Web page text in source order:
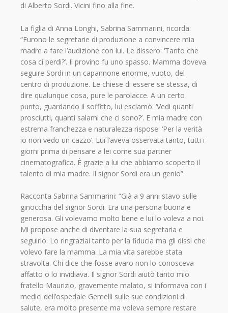
di Alberto Sordi. Vicini fino alla fine.
La figlia di Anna Longhi, Sabrina Sammarini, ricorda:
“Furono le segretarie di produzione a convincere mia
madre a fare l’audizione con lui. Le dissero: ‘Tanto che
cosa ci perdi?’. Il provino fu uno spasso. Mamma doveva
seguire Sordi in un capannone enorme, vuoto, del
centro di produzione. Le chiese di essere se stessa, di
dire qualunque cosa, pure le parolacce. A un certo
punto, guardando il soffitto, lui esclamò: ‘Vedi quanti
prosciutti, quanti salami che ci sono?’. E mia madre con
estrema franchezza e naturalezza rispose: ‘Per la verità
io non vedo un cazzo’. Lui l’aveva osservata tanto, tutti i
giorni prima di pensare a lei come sua partner
cinematografica. È grazie a lui che abbiamo scoperto il
talento di mia madre. Il signor Sordi era un genio”.
Racconta Sabrina Sammarini: “Già a 9 anni stavo sulle
ginocchia del signor Sordi. Era una persona buona e
generosa. Gli volevamo molto bene e lui lo voleva a noi.
Mi propose anche di diventare la sua segretaria e
seguirlo. Lo ringraziai tanto per la fiducia ma gli dissi che
volevo fare la mamma. La mia vita sarebbe stata
stravolta. Chi dice che fosse avaro non lo conosceva
affatto o lo invidiava. Il signor Sordi aiutò tanto mio
fratello Maurizio, gravemente malato, si informava con i
medici dell’ospedale Gemelli sulle sue condizioni di
salute, era molto presente ma voleva sempre restare